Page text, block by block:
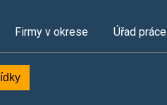
Firmy v okrese Úřad práce